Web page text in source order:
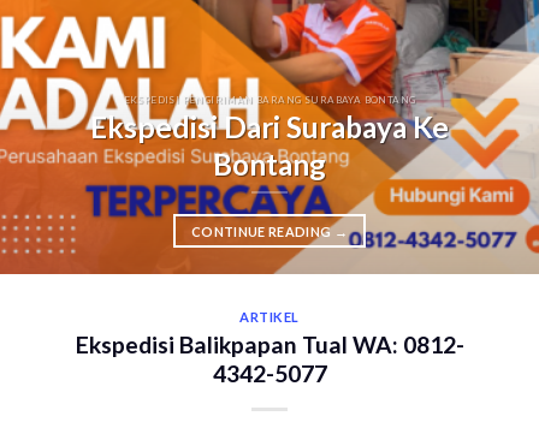
EKSPEDISI PENGIRIMAN BARANG SURABAYA BONTANG
Ekspedisi Dari Surabaya Ke
Bontang
CONTINUE READING →
ARTIKEL
Ekspedisi Balikpapan Tual WA: 0812-
4342-5077